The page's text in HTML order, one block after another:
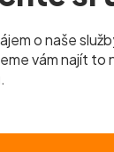
o naše
vám najít to